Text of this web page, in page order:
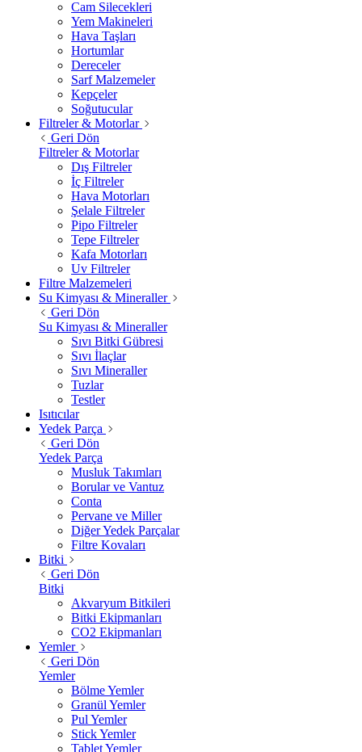
Cam Silecekleri
Yem Makineleri
Hava Taşları
Hortumlar
Dereceler
Sarf Malzemeler
Kepçeler
Soğutucular
Filtreler & Motorlar
Geri Dön
Filtreler & Motorlar
Dış Filtreler
İç Filtreler
Hava Motorları
Şelale Filtreler
Pipo Filtreler
Tepe Filtreler
Kafa Motorları
Uv Filtreler
Filtre Malzemeleri
Su Kimyası & Mineraller
Geri Dön
Su Kimyası & Mineraller
Sıvı Bitki Gübresi
Sıvı İlaçlar
Sıvı Mineraller
Tuzlar
Testler
Isıtıcılar
Yedek Parça
Geri Dön
Yedek Parça
Musluk Takımları
Borular ve Vantuz
Conta
Pervane ve Miller
Diğer Yedek Parçalar
Filtre Kovaları
Bitki
Geri Dön
Bitki
Akvaryum Bitkileri
Bitki Ekipmanları
CO2 Ekipmanları
Yemler
Geri Dön
Yemler
Bölme Yemler
Granül Yemler
Pul Yemler
Stick Yemler
Tablet Yemler